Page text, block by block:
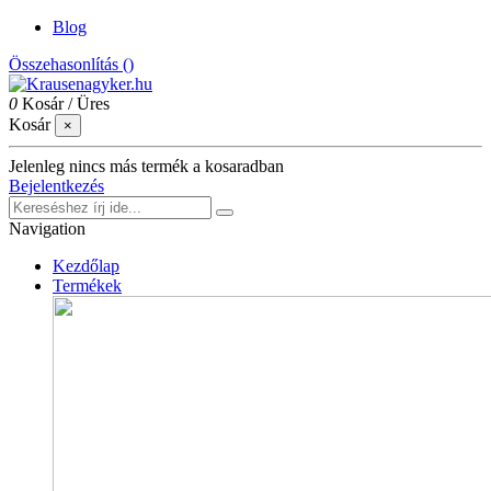
Blog
Összehasonlítás ()
0 Kosár /Üres
Kosár
×
Jelenleg nincs más termék a kosaradban
Bejelentkezés
Navigation
Kezdőlap
Termékek